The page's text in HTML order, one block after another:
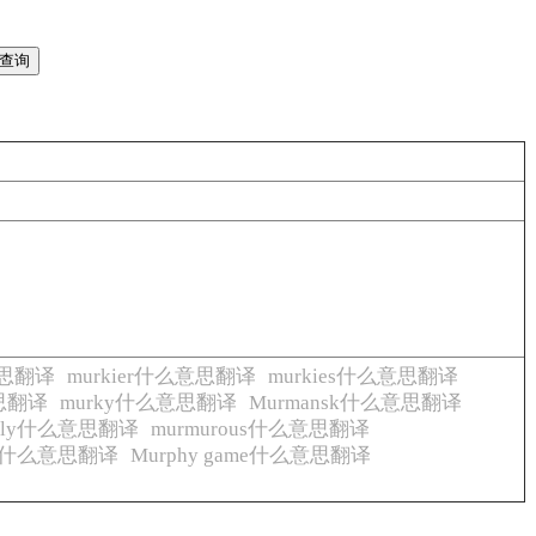
翻译 murkier什么意思翻译 murkies什么意思翻译
翻译 murky什么意思翻译
Murmansk什么意思翻译
什么意思翻译 murmurous什么意思翻译
么意思翻译
Murphy game什么意思翻译